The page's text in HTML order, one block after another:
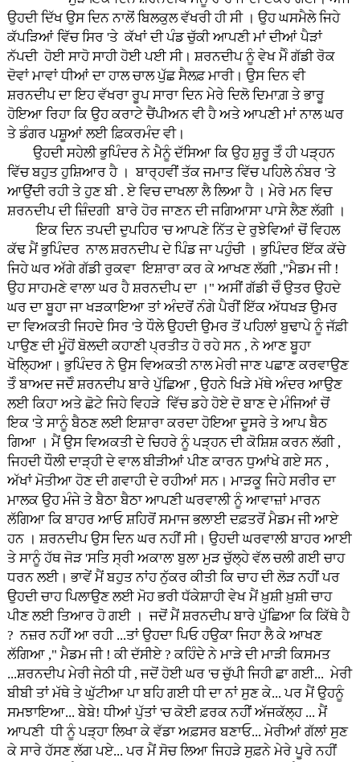
ਉਹਦੀ ਦਿੱਖ ਉਸ ਦਿਨ ਨਾਲੋਂ ਬਿਲਕੁਲ ਵੱਖਰੀ ਹੀ ਸੀ । ਉਹ ਘਸਮੈਲੇ ਜਿਹੇ
ਕੱਪੜਿਆਂ ਵਿੱਚ ਸਿਰ 'ਤੇ ਕੱਖਾਂ ਦੀ ਪੰਡ ਚੁੱਕੀ ਆਪਣੀ ਮਾਂ ਦੀਆਂ ਪੈੜਾਂ
ਨੱਪਦੀ ਹੋਈ ਸਾਹੋ ਸਾਹੀ ਹੋਈ ਪਈ ਸੀ। ਸ਼ਰਨਦੀਪ ਨੂੰ ਵੇਖ ਮੈੰ ਗੱਡੀ ਰੋਕ
ਦੋਵਾਂ ਮਾਵਾਂ ਧੀਆਂ ਦਾ ਹਾਲ ਚਾਲ ਪੁੱਛ ਸੈਲਫ਼ ਮਾਰੀ। ਉਸ ਦਿਨ ਵੀ
ਸ਼ਰਨਦੀਪ ਦਾ ਇਹ ਵੱਖਰਾ ਰੂਪ ਸਾਰਾ ਦਿਨ ਮੇਰੇ ਦਿਲੋ ਦਿਮਾਗ਼ ਤੇ ਭਾਰੂ
ਹੋਇਆ ਰਿਹਾ ਕਿ ਉਹ ਕਰਾਟੇ ਚੈਂਪੀਅਨ ਵੀ ਹੈ ਅਤੇ ਆਪਣੀ ਮਾਂ ਨਾਲ ਘਰ
ਤੇ ਡੰਗਰ ਪਸ਼ੂਆਂ ਲਈ ਫ਼ਿਕਰਮੰਦ ਵੀ।
ਉਹਦੀ ਸਹੇਲੀ ਭੁਪਿੰਦਰ ਨੇ ਮੈਨੂੰ ਦੱਸਿਆ ਕਿ ਉਹ ਸ਼ੁਰੂ ਤੋੰ ਹੀ ਪੜ੍ਹਨ
ਵਿੱਚ ਬਹੁਤ ਹੁਸ਼ਿਆਰ ਹੈ । ਬਾਰ੍ਹਵੀਂ ਤੱਕ ਜਮਾਤ ਵਿੱਚ ਪਹਿਲੇ ਨੰਬਰ 'ਤੇ
ਆਉਂਦੀ ਰਹੀ ਤੇ ਹੁਣ ਬੀ . ਏ ਵਿਚ ਦਾਖਲਾ ਲੈ ਲਿਆ ਹੈ । ਮੇਰੇ ਮਨ ਵਿਚ
ਸ਼ਰਨਦੀਪ ਦੀ ਜ਼ਿੰਦਗੀ ਬਾਰੇ ਹੋਰ ਜਾਣਨ ਦੀ ਜਗਿਆਸਾ ਪਾਸੇ ਲੈਣ ਲੱਗੀ ।
ਇਕ ਦਿਨ ਤਪਦੀ ਦੁਪਹਿਰ 'ਚ ਆਪਣੇ ਨਿੱਤ ਦੇ ਰੁਝੇਵਿਆਂ ਚੋਂ ਵਿਹਲ
ਕੱਢ ਮੈਂ ਭੁਪਿੰਦਰ ਨਾਲ ਸ਼ਰਨਦੀਪ ਦੇ ਪਿੰਡ ਜਾ ਪਹੁੰਚੀ । ਭੁਪਿੰਦਰ ਇੱਕ ਕੱਚੇ
ਜਿਹੇ ਘਰ ਅੱਗੇ ਗੱਡੀ ਰੁਕਵਾ ਇਸ਼ਾਰਾ ਕਰ ਕੇ ਆਖਣ ਲੱਗੀ ,"ਮੈਡਮ ਜੀ !
ਉਹ ਸਾਹਮਣੇ ਵਾਲਾ ਘਰ ਹੈ ਸ਼ਰਨਦੀਪ ਦਾ ।" ਅਸੀਂ ਗੱਡੀ ਚੋੰ ਉਤਰ ਉਹਦੇ
ਘਰ ਦਾ ਬੂਹਾ ਜਾ ਖੜਕਾਇਆ ਤਾਂ ਅੰਦਰੋਂ ਨੰਗੇ ਪੈਰੀਂ ਇੱਕ ਅੱਧਖੜ ਉਮਰ
ਦਾ ਵਿਅਕਤੀ ਜਿਹਦੇ ਸਿਰ 'ਤੇ ਧੌਲੇ ਉਹਦੀ ਉਮਰ ਤੋਂ ਪਹਿਲਾਂ ਬੁਢਾਪੇ ਨੂੰ ਜੱਫ਼ੀ
ਪਾਉਣ ਦੀ ਮੂੰਹੋਂ ਬੋਲਦੀ ਕਹਾਣੀ ਪ੍ਰਤੀਤ ਹੋ ਰਹੇ ਸਨ , ਨੇ ਆਣ ਬੂਹਾ
ਖੋਲ੍ਹਿਆ। ਭੁਪਿੰਦਰ ਨੇ ਉਸ ਵਿਅਕਤੀ ਨਾਲ ਮੇਰੀ ਜਾਣ ਪਛਾਣ ਕਰਵਾਉਣ
ਤੋੰ ਬਾਅਦ ਜਦੋੰ ਸ਼ਰਨਦੀਪ ਬਾਰੇ ਪੁੱਛਿਆ , ਉਹਨੇ ਖਿੜੇ ਮੱਥੇ ਅੰਦਰ ਆਉਣ
ਲਈ ਕਿਹਾ ਅਤੇ ਛੋਟੇ ਜਿਹੇ ਵਿਹੜੇ ਵਿੱਚ ਡਹੇ ਹੋਏ ਦੋ ਬਾਣ ਦੇ ਮੰਜਿਆਂ ਚੋਂ
ਇਕ 'ਤੇ ਸਾਨੂੰ ਬੈਠਣ ਲਈ ਇਸ਼ਾਰਾ ਕਰਦਾ ਹੋਇਆ ਦੂਸਰੇ ਤੇ ਆਪ ਬੈਠ
ਗਿਆ । ਮੈਂ ਉਸ ਵਿਅਕਤੀ ਦੇ ਚਿਹਰੇ ਨੂੰ ਪੜ੍ਹਨ ਦੀ ਕੋਸ਼ਿਸ਼ ਕਰਨ ਲੱਗੀ ,
ਜਿਹਦੀ ਧੌਲੀ ਦਾੜ੍ਹੀ ਦੇ ਵਾਲ ਬੀੜੀਆਂ ਪੀਣ ਕਾਰਨ ਧੁਆਂਖੇ ਗਏ ਸਨ ,
ਅੱਖਾਂ ਮੋਤੀਆ ਹੋਣ ਦੀ ਗਵਾਹੀ ਦੇ ਰਹੀਆਂ ਸਨ। ਮਾੜਕੂ ਜਿਹੇ ਸਰੀਰ ਦਾ
ਮਾਲਕ ਉਹ ਮੰਜੇ ਤੇ ਬੈਠਾ ਬੈਠਾ ਆਪਣੀ ਘਰਵਾਲੀ ਨੂੰ ਆਵਾਜ਼ਾਂ ਮਾਰਨ
ਲੱਗਿਆ ਕਿ ਬਾਹਰ ਆਓ ਸ਼ਹਿਰੋਂ ਸਮਾਜ ਭਲਾਈ ਦਫ਼ਤਰੋਂ ਮੈਡਮ ਜੀ ਆਏ
ਹਨ । ਸ਼ਰਨਦੀਪ ਉਸ ਦਿਨ ਘਰ ਨਹੀਂ ਸੀ। ਉਹਦੀ ਘਰਵਾਲੀ ਬਾਹਰ ਆਈ
ਤੇ ਸਾਨੂੰ ਹੱਥ ਜੋੜ 'ਸਤਿ ਸ੍ਰੀ ਅਕਾਲ' ਬੁਲਾ ਮੁੜ ਚੁੱਲ੍ਹੇ ਵੱਲ ਚਲੀ ਗਈ ਚਾਹ
ਧਰਨ ਲਈ। ਭਾਵੇਂ ਮੈਂ ਬਹੁਤ ਨਾਂਹ ਨੁੱਕਰ ਕੀਤੀ ਕਿ ਚਾਹ ਦੀ ਲੋੜ ਨਹੀਂ ਪਰ
ਉਹਦੀ ਚਾਹ ਪਿਲਾਉਣ ਲਈ ਮੋਹ ਭਰੀ ਧੱਕੇਸ਼ਾਹੀ ਵੇਖ ਮੈਂ ਖ਼ੁਸ਼ੀ ਖ਼ੁਸ਼ੀ ਚਾਹ
ਪੀਣ ਲਈ ਤਿਆਰ ਹੋ ਗਈ । ਜਦੋਂ ਮੈਂ ਸ਼ਰਨਦੀਪ ਬਾਰੇ ਪੁੱਛਿਆ ਕਿ ਕਿੱਥੇ ਹੈ
? ਨਜ਼ਰ ਨਹੀਂ ਆ ਰਹੀ ...ਤਾਂ ਉਹਦਾ ਪਿਓ ਹਉਕਾ ਜਿਹਾ ਲੈ ਕੇ ਆਖਣ
ਲੱਗਿਆ ," ਮੈਡਮ ਜੀ ! ਕੀ ਦੱਸੀਏ ? ਕਹਿੰਦੇ ਨੇ ਮਾੜੇ ਦੀ ਮਾੜੀ ਕਿਸਮਤ
...ਸ਼ਰਨਦੀਪ ਮੇਰੀ ਜੇਠੀ ਧੀ , ਜਦੋਂ ਹੋਈ ਘਰ 'ਚ ਚੁੱਪੀ ਜਿਹੀ ਛਾ ਗਈ... ਮੇਰੀ
ਬੀਬੀ ਤਾਂ ਮੱਥੇ ਤੇ ਘੁੱਟੀਆ ਪਾ ਬਹਿ ਗਈ ਧੀ ਦਾ ਨਾਂ ਸੁਣ ਕੇ... ਪਰ ਮੈਂ ਉਹਨੂੰ
ਸਮਝਾਇਆ... ਬੇਬੇ! ਧੀਆਂ ਪੁੱਤਾਂ 'ਚ ਕੋਈ ਫ਼ਰਕ ਨਹੀਂ ਅੱਜਕੱਲ੍ਹ ... ਮੈਂ
ਆਪਣੀ ਧੀ ਨੂੰ ਪੜ੍ਹਾ ਲਿਖਾ ਕੇ ਵੱਡਾ ਅਫ਼ਸਰ ਬਣਾਓ... ਮੇਰੀਆਂ ਗੱਲਾਂ ਸੁਣ
ਕੇ ਸਾਰੇ ਹੱਸਣ ਲੱਗ ਪਏ... ਪਰ ਮੈਂ ਸੋਚ ਲਿਆ ਜਿਹੜੇ ਸੁਫ਼ਨੇ ਮੇਰੇ ਪੂਰੇ ਨਹੀਂ